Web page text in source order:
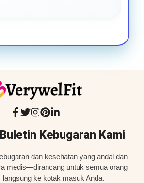
Kebugaran Kami
dan kesehatan yang andal dan
medis—dirancang untuk semua orang
langsung ke kotak masuk Anda.